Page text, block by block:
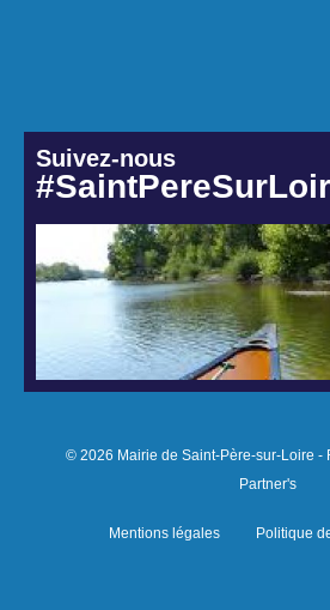
Suivez-nous
© 2026 Mairie de Saint-Père-sur-Loire -
Partner's
Mentions légales Politique